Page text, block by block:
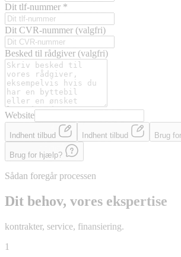
Dit tlf-nummer *
Dit CVR-nummer (valgfri)
Besked til rådgiver (valgfri)
Website
Indhent tilbud Indhent tilbud Brug
Brug for hjælp?
Sådan foregår processen
Dit behov, vores ekspertise
kontrakter, service, finansiering.
1